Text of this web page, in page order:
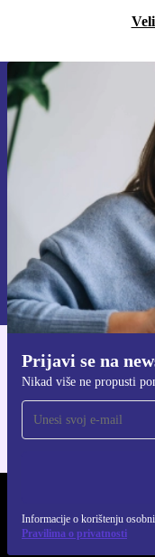
Prijavi se na
Nikad više ne propusti
Informacije o korištenju
Pravilima o privatnosti
Nikad
Informacije o korištenju
Pravilima privatnosti.
Za